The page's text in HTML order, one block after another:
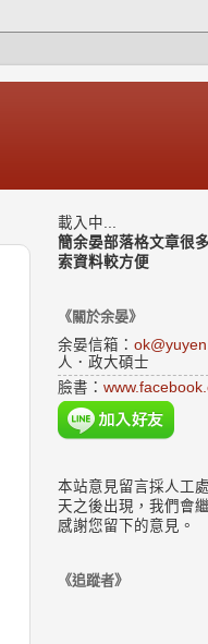
載入中...
簡余晏部落格文章很
索資料較方便
《關於余晏》
余晏信箱：
人．政大碩士
臉書：
本站意見留言採人工
天之後出現，我們會
感謝您留下的意見。
《追蹤者》